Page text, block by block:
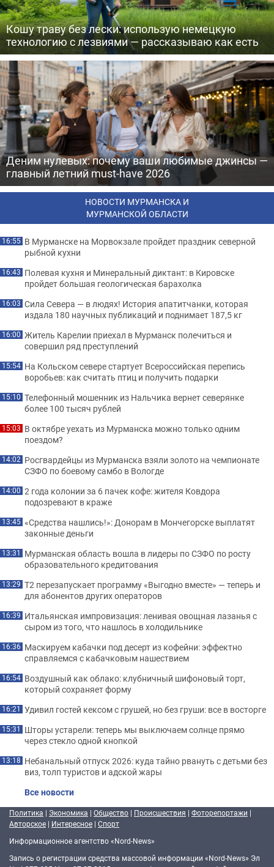
Кошу траву без лески: использую немецкую
технологию с лезвиями — рассказываю как есть
Деним нулевых: почему ваши любимые джинсы —
главный летний must-have 2026
НОВОСТИ МУРМАНСКА И
МУРМАНСКОЙ ОБЛАСТИ
16:55 В Мурманске на Морвокзале пройдет праздник северной
рыбной кухни
16:43 Полевая кухня и Минеральный диктант: в Кировске
пройдет большая геологическая барахолка
16:03 Сила Севера — в людях! История апатитчанки, которая
издала 180 научных публикаций и поднимает 187,5 кг
16:00 Житель Карелии приехал в Мурманск полечиться и
совершил ряд преступлений
15:54 На Кольском севере стартует Всероссийская перепись
воробьев: как считать птиц и получить подарки
15:10 Телефонный мошенник из Нальчика вернет северянке
более 100 тысяч рублей
15:03 В октябре уехать из Мурманска можно только одним
поездом?
14:02 Росгвардейцы из Мурманска взяли золото на чемпионате
СЗФО по боевому самбо в Вологде
14:00 2 года колонии за 6 пачек кофе: жителя Ковдора
подозревают в краже
13:45 «Средства нашлись!»: Донорам в Мончегорске выплатят
законные деньги
13:31 Мурманская область вошла в лидеры по СЗФО по росту
образовательного кредитования
13:29 Т2 перезапускает программу «Выгодно вместе» — теперь и
для абонентов других операторов
16:39 Итальянская импровизация: ленивая овощная лазанья с
сыром из того, что нашлось в холодильнике
16:36 Маскируем кабачки под десерт из кофейни: эффектно
справляемся с кабачковым нашествием
16:54 Воздушный как облако: клубничный шифоновый торт,
который сохраняет форму
16:21 Удивил гостей кексом с грушей, но без груши: все в восторге
15:31 Шторы устарели: теперь мы выключаем солнце прямо
через стекло одной кнопкой
13:18 Небанальный отпуск 2026: куда тайно рвануть с детьми без
виз, толп туристов и адской жары
Все новости
Политика | Экономика | Общество | Происшествия | Фоторепортажи |
Авторское | Интересное | Спорт
Информационное агентство «Nord-News»
Запись о регистрации средства массовой информации «Nord-News» Эл